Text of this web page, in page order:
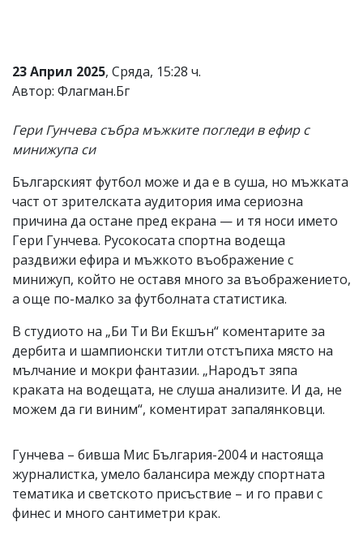
въвеждат
от
редакцията
не
отговорност
тях!
Ако
откриете
обиден
за
вас
коментар,
сигнализирайте
ни!
23 Април 2025, Сряда, 15:28 ч.
Автор: Флагман.Бг
Гери Гунчева събра мъжките погледи в ефир с
минижупа си
Българският футбол може и да е в суша, но мъжката
част от зрителската аудитория има сериозна
причина да остане пред екрана — и тя носи името
Гери Гунчева. Русокосата спортна водеща
раздвижи ефира и мъжкото въображение с
минижуп, който не оставя много за въображението,
а още по-малко за футболната статистика.
В студиото на „Би Ти Ви Екшън“ коментарите за
дербита и шампионски титли отстъпиха място на
мълчание и мокри фантазии. „Народът зяпа
краката на водещата, не слуша анализите. И да, не
можем да ги виним“, коментират запалянковци.
Гунчева – бивша Мис България-2004 и настояща
журналистка, умело балансира между спортната
тематика и светското присъствие – и го прави с
финес и много сантиметри крак.